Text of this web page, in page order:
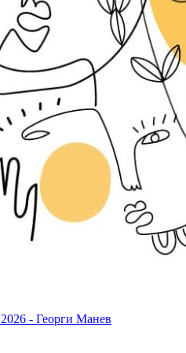
- Георги Манев